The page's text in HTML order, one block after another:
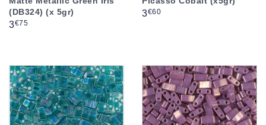
(DB324) (x 5gr)
Prix
3€75
Prix
3€60